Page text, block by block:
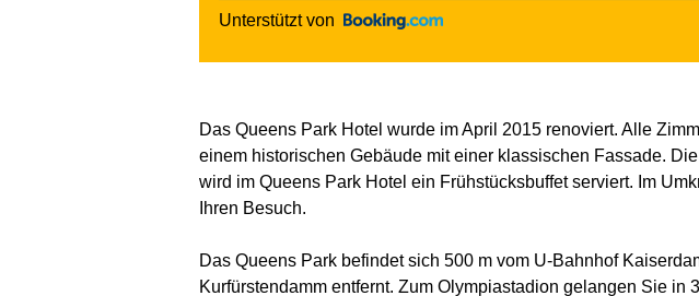
Unterstützt von
Das Queens Park Hotel wurde im April 2015 renoviert. Alle
einem historischen Gebäude mit einer klassischen Fassade.
wird im Queens Park Hotel ein Frühstücksbuffet serviert. Im
Ihren Besuch.
Das Queens Park befindet sich 500 m vom U-Bahnhof
Kurfürstendamm entfernt. Zum Olympiastadion gelangen Sie